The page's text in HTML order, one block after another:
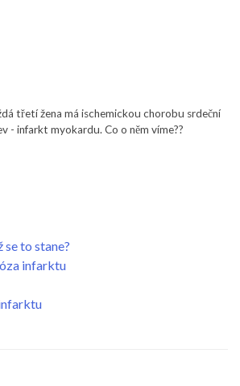
třetí žena má ischemickou chorobu srdeční
- infarkt myokardu. Co o něm víme??
se to stane?
infarktu